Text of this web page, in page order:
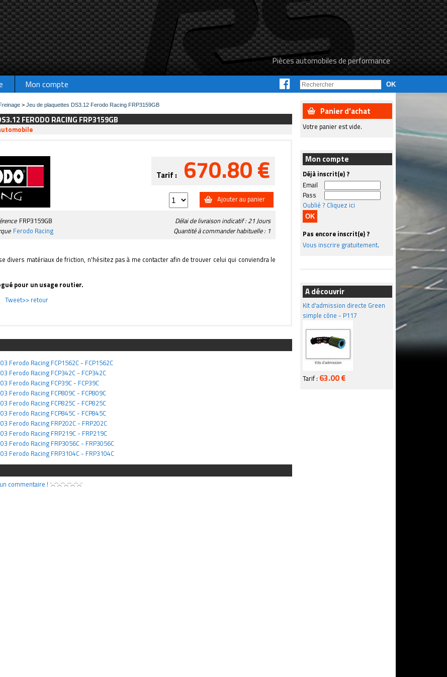
Pièces automobiles de performance
Mon compte
> Jeu de plaquettes DS3.12 Ferodo Racing FRP3159GB
FERODO RACING FRP3159GB
Tarif : 670.80 €
Ajouter au panier
FRP3159GB
Ferodo Racing
Délai de livraison indicatif : 21 Jours
Quantité à commander habituelle : 1
divers matériaux de friction, n'hésitez pas à me contacter afin de trouver celui qui conviendra le
pour un usage routier.
Tweet>> retour
Ferodo Racing FCP1562C - FCP1562C
Ferodo Racing FCP342C - FCP342C
Ferodo Racing FCP39C - FCP39C
Ferodo Racing FCP809C - FCP809C
Ferodo Racing FCP825C - FCP825C
Ferodo Racing FCP845C - FCP845C
Ferodo Racing FRP202C - FRP202C
Ferodo Racing FRP219C - FRP219C
Ferodo Racing FRP3056C - FRP3056C
Ferodo Racing FRP3104C - FRP3104C
commentaire !
Panier d'achat
Votre panier est vide.
Mon compte
Déjà inscrit(e) ?
Email
Pass
Oublié ? Cliquez ici
Pas encore inscrit(e) ?
Vous inscrire gratuitement.
A découvrir
Kit d'admission directe Green
simple cône - P117
Tarif : 63.00 €